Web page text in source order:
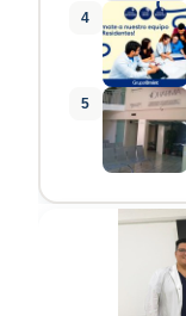
4
5